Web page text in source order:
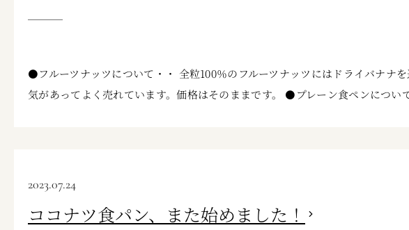
⚫フルーツナッツについて・・ 全粒100％のフルーツナッツにはドライバナナ
気があってよく売れています。価格はそのままです。 ⚫プレーン食ペンにつ
2023.07.24
ココナツ食パン、また始めました！